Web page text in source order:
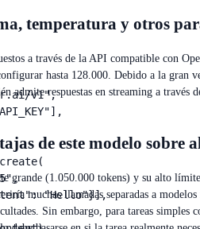
temperatura y otros
a través de la API compatible con
hasta 128.000. Debido a la gran
admite respuestas en streaming a
de este modelo sobre
grande (1.050.000 tokens) y su alto
muchas llamadas separadas a
Sin embargo, para tareas
v1",
"Hello"}],